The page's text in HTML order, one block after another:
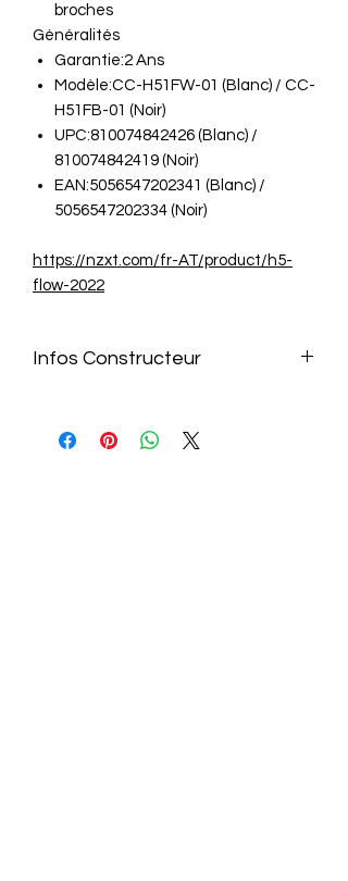
broches
Généralités
Garantie:2 Ans
Modèle:CC-H51FW-01 (Blanc) / CC-
H51FB-01 (Noir)
UPC:810074842426 (Blanc) /
810074842419 (Noir)
EAN:5056547202341 (Blanc) /
5056547202334 (Noir)
https://nzxt.com/fr-AT/product/h5-
flow-2022
Infos Constructeur